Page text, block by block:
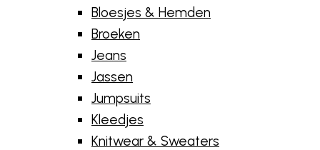
Bloesjes & Hemden
Broeken
Jeans
Jassen
Jumpsuits
Kleedjes
Knitwear & Sweaters